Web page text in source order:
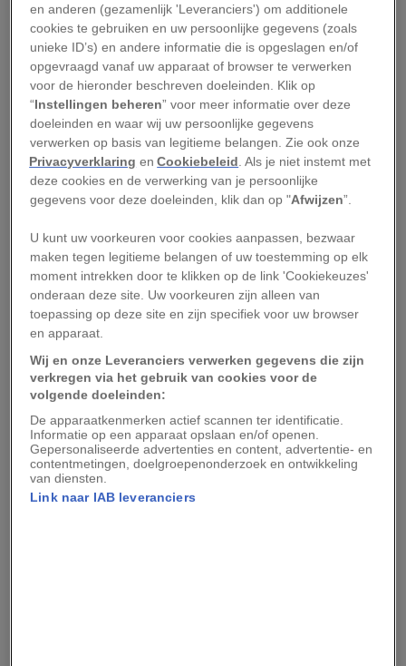
tuinen. Wij zien ongerepte natuurgebieden met
wilde dieren als paradijselijk, voor een
middeleeuwer was de natuur wild en gevaarlijk.
Hij kon echter wel het paradijs op aarde
nabootsen door een muur te bouwen om een
stuk land en het in te richten met groen,
schaduw en water. De tuin kon ook symbool zijn
van het zinnelijke, waar verleiding op de loer lag.
In de Middeleeuwen bestonden verschillende
soorten tuinen, elk met een eigen functie en
uiterlijk. Er waren nuttige tuinen, zoals
moestuinen, kruidentuinen of wijngaarden. Bij
kastelen en paleizen kwamen ook andere typen
tuinen voor. Siertuinen waren bedoeld voor
ontspanning, om in te wandelen of om mee te
pronken. Lusthoven golden als de plek waar
geliefden elkaar – heimelijk – konden
ontmoeten. Een bijzondere tuin kennen we uit
de middeleeuwse literatuur en beeldende kunst:
en anderen (gezamenlijk 'Leveranciers') om additionele
cookies te gebruiken en uw persoonlijke gegevens (zoals
unieke ID’s) en andere informatie die is opgeslagen en/of
opgevraagd vanaf uw apparaat of browser te verwerken
voor de hieronder beschreven doeleinden. Klik op
“Instellingen beheren” voor meer informatie over deze
doeleinden en waar wij uw persoonlijke gegevens
verwerken op basis van legitieme belangen. Zie ook onze
Privacyverklaring enCookiebeleid . Als je niet instemt met
deze cookies en de verwerking van je persoonlijke
gegevens voor deze doeleinden, klik dan op "Afwijzen”.
U kunt uw voorkeuren voor cookies aanpassen, bezwaar
maken tegen legitieme belangen of uw toestemming op elk
moment intrekken door te klikken op de link 'Cookiekeuzes'
onderaan deze site. Uw voorkeuren zijn alleen van
toepassing op deze site en zijn specifiek voor uw browser
en apparaat.
Wij en onze Leveranciers verwerken gegevens die zijn
verkregen via het gebruik van cookies voor de
volgende doeleinden:
De apparaatkenmerken actief scannen ter identificatie.
Informatie op een apparaat opslaan en/of openen.
Gepersonaliseerde advertenties en content, advertentie- en
contentmetingen, doelgroepenonderzoek en ontwikkeling
van diensten.
Link naar IAB leveranciers